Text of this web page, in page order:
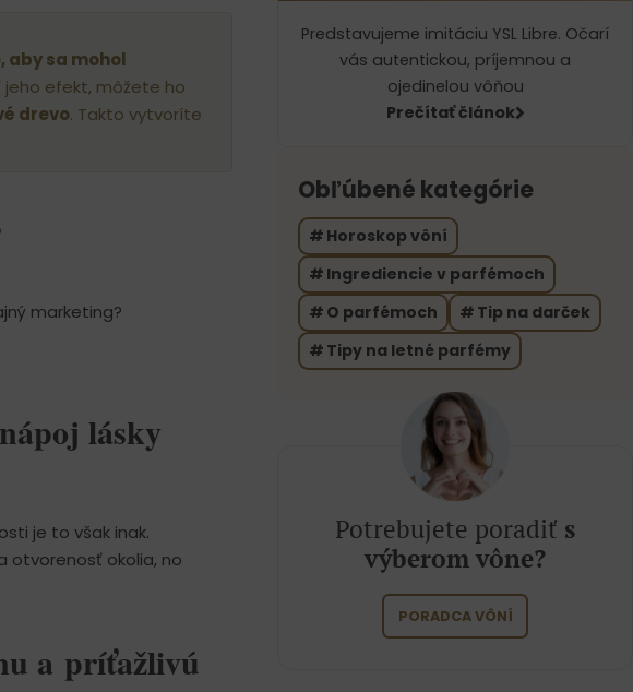
sa mohol
jeho efekt, môžete ho
drevo. Takto vytvoríte
marketing?
lásky
je to však inak.
otvorenosť okolia, no
a príťažlivú
Predstavujeme imitáciu YSL Libre. Očarí
vás autentickou, príjemnou a
ojedinelou vôňou
Prečítať článok
Obľúbené kategórie
Horoskop vôní
Ingrediencie v parfémoch
O parfémoch
Tip na darček
Tipy na letné parfémy
Potrebujete poradiť s
výberom vône?
PORADCA VÔNÍ